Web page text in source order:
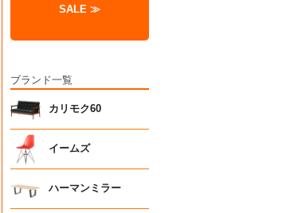
SALE ≫
ブランド一覧
カリモク60
イームズ
ハーマンミラー